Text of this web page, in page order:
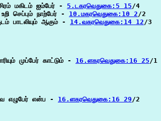
சிரம் மகிடம் ஐம்பேர் - 5.டகரவெதுகை:5 15/4
செப்பும் நாற்பேர் - 10.மகரவெதுகை:10 2/2
பாடலியும் ஆகும் - 14.வகரவெதுகை:14 12/3
முப்பேர் காட்டும் - 16.ளகரவெதுகை:16 25/1
எழுபேர் என்ப - 16.ளகரவெதுகை:16 29/2